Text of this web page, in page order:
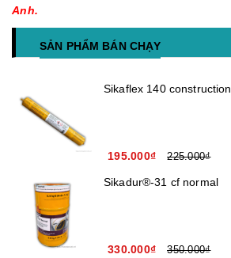
Anh.
SẢN PHẨM BÁN CHẠY
Sikaflex 140 construction
195.000₫ 225.000₫
Sikadur®-31 cf normal
330.000₫ 350.000₫